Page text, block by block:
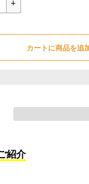
カートに商品を追
紹介